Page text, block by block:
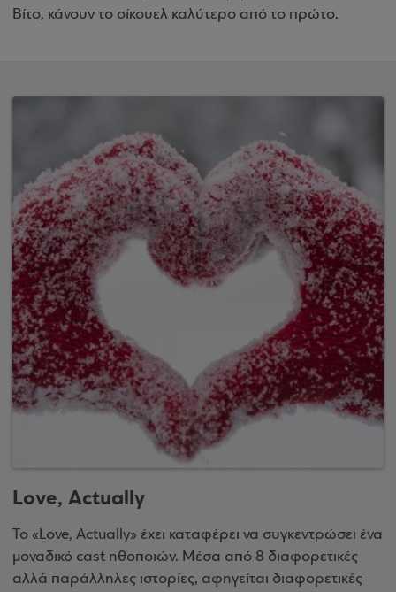
Βίτο, κάνουν το σίκουελ καλύτερο από το πρώτο.
Love, Actually
Το «Love, Actually» έχει καταφέρει να συγκεντρώσει ένα
μοναδικό cast ηθοποιών. Μέσα από 8 διαφορετικές
αλλά παράλληλες ιστορίες, αφηγείται διαφορετικές